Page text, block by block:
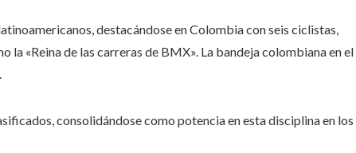
destacándose en Colombia con seis ciclistas,
la «Reina de las carreras de BMX». La bandeja colombiana en el
consolidándose como potencia en esta disciplina en los